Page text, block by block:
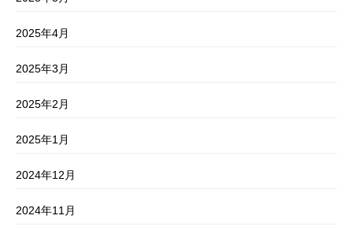
2025年4月
2025年3月
2025年2月
2025年1月
2024年12月
2024年11月